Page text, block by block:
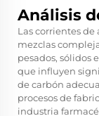
Análisis
Las corrientes
mezclas
pesados, sólidos
que influyen
de carbón
procesos de
industria